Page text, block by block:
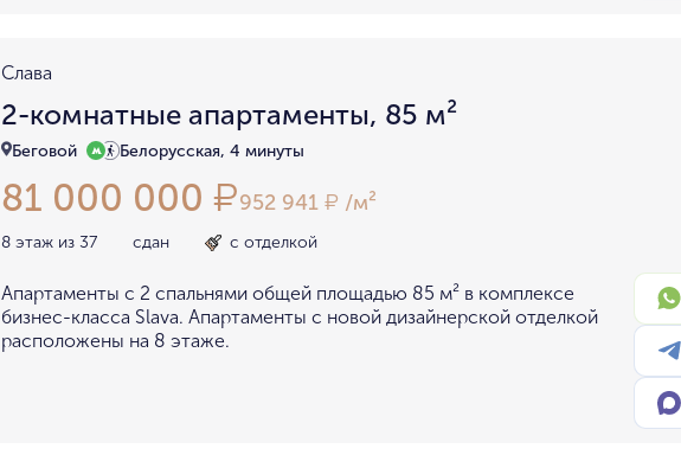
Cлава
2-комнатные апартаменты, 85 м²
Беговой Белорусская, 4 минуты
81 000 000 ₽952 941 ₽ /м²
8 этаж из 37 сдан с отделкой
Апартаменты с 2 спальнями общей площадью 85 м² в комплексе
бизнес-класса Slava. Апартаменты с новой дизайнерской отделкой
расположены на 8 этаже.